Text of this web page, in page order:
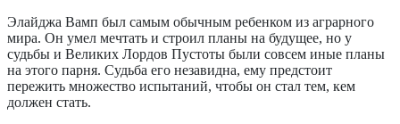
Элайджа Вамп был самым обычным ребенком из аграрного
мира. Он умел мечтать и строил планы на будущее, но у
судьбы и Великих Лордов Пустоты были совсем иные планы
на этого парня. Судьба его незавидна, ему предстоит
пережить множество испытаний, чтобы он стал тем, кем
должен стать.